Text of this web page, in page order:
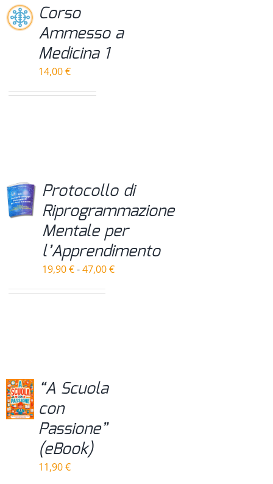
Corso
Ammesso a
Medicina 1
14,00€
Protocollo di
Riprogrammazione
Mentale per
l’Apprendimento
19,90€ - 47,00€Fascia
“A Scuola
con
Passione”
(eBook)
11,90€